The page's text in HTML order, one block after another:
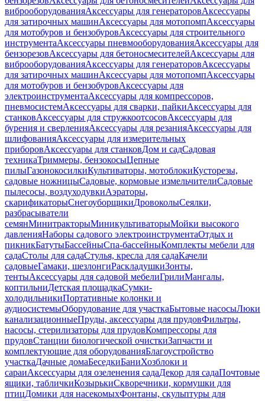
виброоборудованияАксессуары для генераторовАксессуары
для затирочных машинАксессуары для мотопомпАксессуары
для мотобуров и бензобуровАксессуары для строительного
инструментаАксессуары пневмооборудованияАксессуары для
бензорезовАксессуары для бетоносмесителейАксессуары для
виброоборудованияАксессуары для генераторовАксессуары
для затирочных машинАксессуары для мотопомпАксессуары
для мотобуров и бензобуровАксессуары для
электроинструментаАксессуары для компрессоров,
пневмосистемАксессуары для сварки, пайкиАксессуары для
станковАксессуары для стружкоотсосовАксессуары для
бурения и сверленияАксессуары для резанияАксессуары для
шлифованияАксессуары для измерительных
приборовАксессуары для станковДом и садСадовая
техникаТриммеры, бензокосыЦепные
пилыГазонокосилкиКультиваторы, мотоблокиКусторезы,
садовые ножницыСадовые, кормовые измельчителиСадовые
пылесосы, воздуходувкиАэраторы,
скарификаторыСнегоуборщикиДровоколыСеялки,
разбрасыватели
семянМинитракторыМиникультиваторыМойки высокого
давленияНаборы садового электроинструментаОтдых и
пикникБатутыБассейныСпа-бассейныКомплекты мебели для
садаСтолы для садаСтулья, кресла для садаКачели
садовыеГамаки, шезлонгиРаскладушкиЗонты,
тентыАксессуары для садовой мебелиГрилиМангалы,
коптильниДетская площадкаСумки-
холодильникиПортативные колонки и
аудиосистемыОборудование для участкаБытовые насосыЛюки
канализационныеПруды, аксессуары для прудовФильтры,
насосы, стерилизаторы для прудовКомпрессоры для
прудовСтанции биологической очисткиЗапчасти и
комплектующие для оборудованияБлагоустройство
участкаДачные домаБеседкиБаниХозблоки и
сараиАксессуары для озеленения садаДекор для садаПочтовые
ящики, табличкиКозырькиСкворечники, кормушки для
птицДомики для насекомыхФонтаны, скульптуры для